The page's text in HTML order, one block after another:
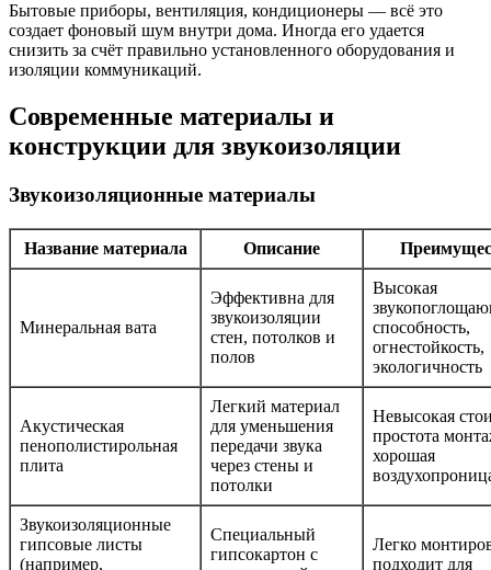
Бытовые приборы, вентиляция, кондиционеры — всё это
создает фоновый шум внутри дома. Иногда его удается
снизить за счёт правильно установленного оборудования и
изоляции коммуникаций.
Современные материалы и
конструкции для звукоизоляции
Звукоизоляционные материалы
Название материала Описание
Минеральная вата
Эффективна для
звукоизоляции
стен, потолков и
полов
Высокая
способность,
огнестойкость,
экологичность
Акустическая
пенополистирольная
плита
Легкий материал
для уменьшения
передачи звука
через стены и
потолки
Невысокая
простота
хорошая
Звукоизоляционные
гипсовые листы
(например,
Специальный
гипсокартон с
Легко
подходит для